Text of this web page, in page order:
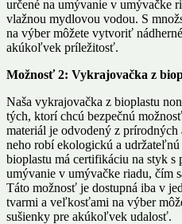
určené na umývanie v umývačke
vlažnou mydlovou vodou. S
na výber môžete vytvoriť
akúkoľvek príležitosť.
Možnosť 2: Vykrajovačka z
Naša vykrajovačka z bioplastu
tých, ktorí chcú bezpečnú
materiál je odvodený z
neho robí ekologickú a
bioplastu má certifikáciu na styk s
umývanie v umývačke riadu, čím
Táto možnosť je dostupná iba v
tvarmi a veľkosťami na výber
sušienky pre akúkoľvek udalosť.